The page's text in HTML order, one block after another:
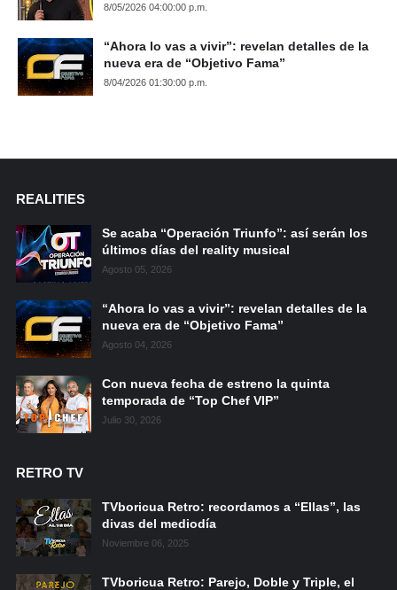
8/05/2026 04:00:00 p.m.
“Ahora lo vas a vivir”: revelan detalles de la
nueva era de “Objetivo Fama”
8/04/2026 01:30:00 p.m.
REALITIES
Se acaba “Operación Triunfo”: así serán los
últimos días del reality musical
Agosto 05, 2026
“Ahora lo vas a vivir”: revelan detalles de la
nueva era de “Objetivo Fama”
Agosto 04, 2026
Con nueva fecha de estreno la quinta
temporada de “Top Chef VIP”
Julio 30, 2026
RETRO TV
TVboricua Retro: recordamos a “Ellas”, las
divas del mediodía
Noviembre 06, 2025
TVboricua Retro: Parejo, Doble y Triple, el